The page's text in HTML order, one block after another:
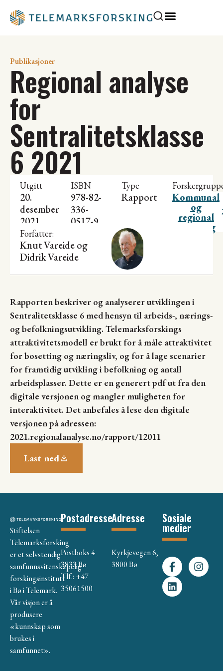
Publikasjoner
Regional analyse
for
Sentralitetsklasse
6 2021
Utgitt
20.
desember
2021
ISBN
978-82-
336-
0517-9
Type
Rapport Kommunal
og
regional
utvikling
Forfatter:
Knut Vareideog
Didrik Vareide
Rapporten beskriver og analyserer utviklingen i
Sentralitetsklasse 6 med hensyn til arbeids-, nærings-
og befolkningsutvikling. Telemarksforskings
attraktivitetsmodell er brukt for å måle attraktivitet
for bosetting og næringsliv, og for å lage scenarier
for framtidig utvikling i befolkning og antall
arbeidsplasser. Dette er en generert pdf ut fra den
digitale versjonen og mangler muligheten for
interaktivitet. Det anbefales å lese den digitale
versjonen på adressen:
2021.regionalanalyse.no/rapport/12011
Last ned
Stiftelsen
Telemarksforsking
er et selvstendig
samfunnsvitenskapelig
forskingsinstitutt
i Bø i Telemark.
Vår visjon er å
produsere
«kunnskap som
brukes i
samfunnet».
Postadresse
Postboks 4
3833 Bø
Tlf.: +47
35061500
Adresse
Kyrkjevegen 6,
3800 Bø
Sosiale
medier